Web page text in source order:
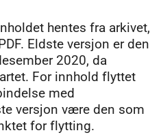
hentes fra arkivet,
Eldste versjon er den
2020, da
For innhold flyttet
med
versjon være den som
for flytting.